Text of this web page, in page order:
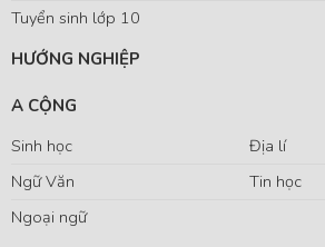
Tuyển sinh lớp 10
HƯỚNG NGHIỆP
A CỘNG
Sinh học
Địa lí
Ngữ Văn
Tin học
Ngoại ngữ